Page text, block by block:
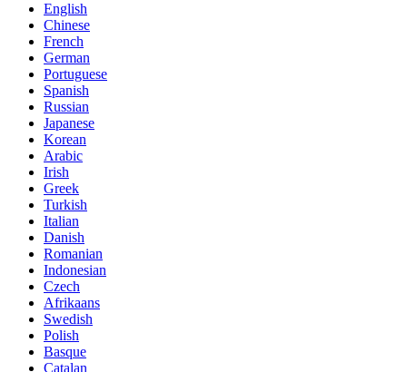
English
Chinese
French
German
Portuguese
Spanish
Russian
Japanese
Korean
Arabic
Irish
Greek
Turkish
Italian
Danish
Romanian
Indonesian
Czech
Afrikaans
Swedish
Polish
Basque
Catalan